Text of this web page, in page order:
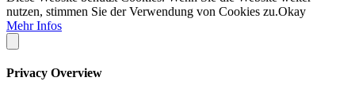
nutzen, stimmen Sie der Verwendung von Cookies zu.Okay
Mehr Infos
Privacy Overview